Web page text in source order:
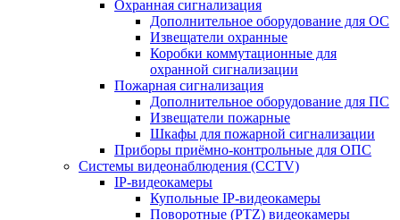
Охранная сигнализация
Дополнительное оборудование для ОС
Извещатели охранные
Коробки коммутационные для
охранной сигнализации
Пожарная сигнализация
Дополнительное оборудование для ПС
Извещатели пожарные
Шкафы для пожарной сигнализации
Приборы приёмно-контрольные для ОПС
Системы видеонаблюдения (CCTV)
IP-видеокамеры
Купольные IP-видеокамеры
Поворотные (PTZ) видеокамеры